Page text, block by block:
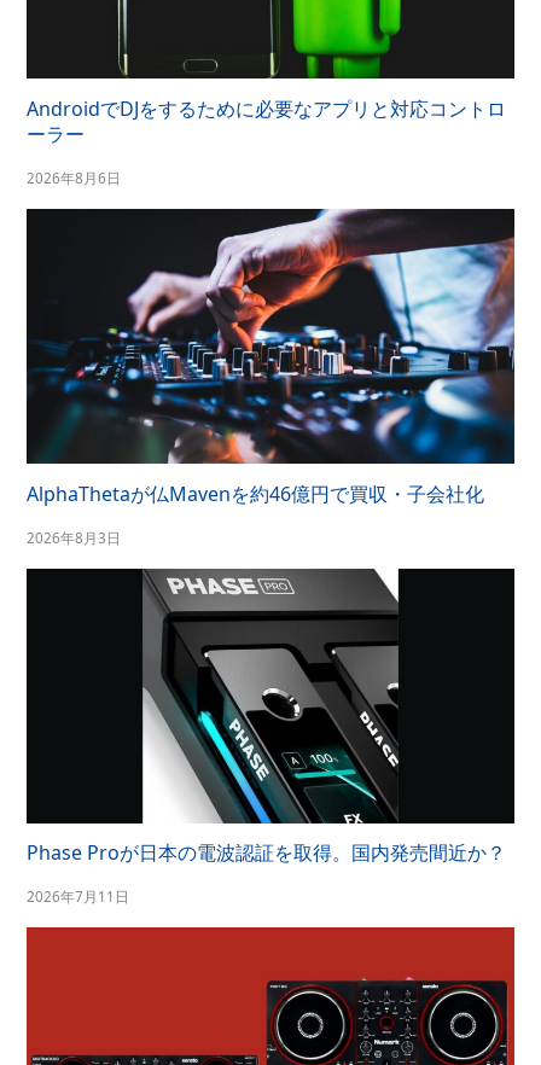
AndroidでDJをするために必要なアプリと対応コントロ
ーラー
2026年8月6日
AlphaThetaが仏Mavenを約46億円で買収・子会社化
2026年8月3日
Phase Proが日本の電波認証を取得。国内発売間近か？
2026年7月11日